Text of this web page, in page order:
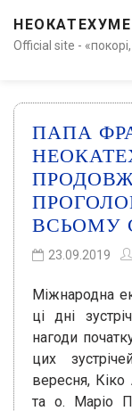
Official site - «покорі,
ПАПА
ВСЬОМУ
23.09.2019
Міжнародна
ці дні
нагоди
цих
вересня,
та о. Маріо